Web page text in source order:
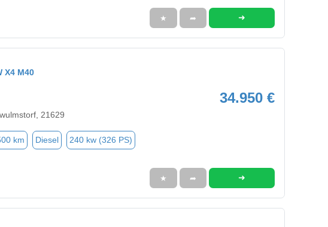
★ ➦ ➜
X4 M40
34.950 €
21629
km Diesel 240 kw (326 PS)
★ ➦ ➜